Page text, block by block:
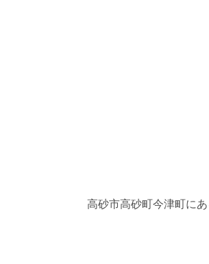
高砂市高砂町今津町にあ